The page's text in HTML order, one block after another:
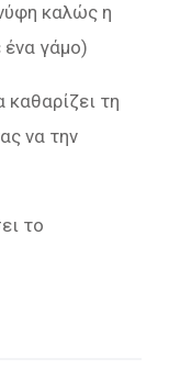
καλώς η
γάμο)
καθαρίζει τη
να την
το